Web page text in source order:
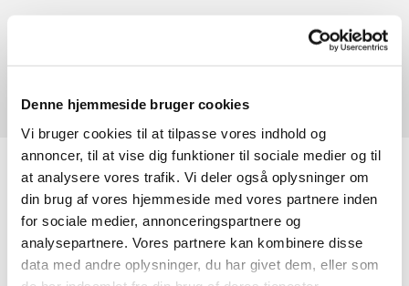
Denne hjemmeside bruger cookies
Vi bruger cookies til at tilpasse vores indhold og
annoncer, til at vise dig funktioner til sociale medier og til
at analysere vores trafik. Vi deler også oplysninger om
din brug af vores hjemmeside med vores partnere inden
for sociale medier, annonceringspartnere og
analysepartnere. Vores partnere kan kombinere disse
data med andre oplysninger, du har givet dem, eller som
Værløse, Højeloft Vænge 20, 3500 Værløse